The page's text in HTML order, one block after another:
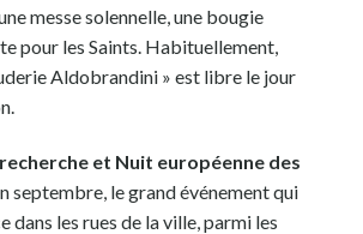
messe solennelle, une bougie
pour les Saints. Habituellement,
Aldobrandini » est libre le jour
et Nuit européenne des
septembre, le grand événement qui
dans les rues de la ville, parmi les